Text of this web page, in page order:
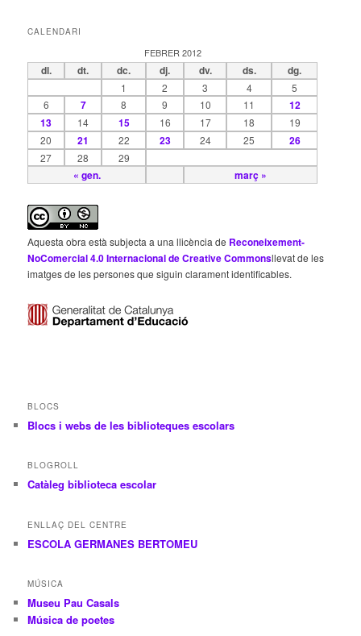
CALENDARI
FEBRER 2012
dl. dt. dc. dj. dv. ds. dg.
« gen. març »
1 2 3 4
5
6
7 8 9 10 11
12
13
14 15 16 17 18
19
20
21 22 23 24 25 26
27 28 29
Aquesta obra està subjecta a una llicència de Reconeixement-
NoComercial 4.0 Internacional de Creative Commonsllevat de les
imatges de les persones que siguin clarament identificables.
BLOCS
Blocs i webs de les biblioteques escolars
BLOGROLL
Catàleg biblioteca escolar
ENLLAÇ DEL CENTRE
ESCOLA GERMANES BERTOMEU
MÚSICA
Museu Pau Casals
Música de poetes